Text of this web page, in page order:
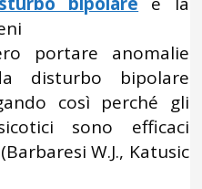
portare anomalie
disturbo bipolare
così perché gli
sono efficaci
W.J., Katusic